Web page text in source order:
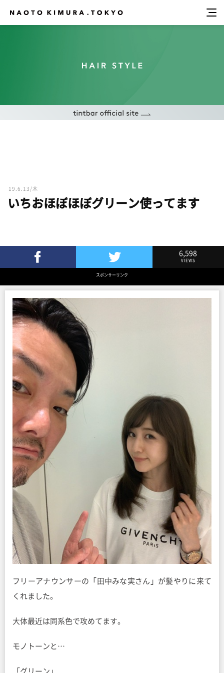
19.6.13/木
いちおほぼほぼグリーン使ってます
Twitterでツイート
6,598
VIEWS
スポンサーリンク
フリーアナウンサーの「田中みな実さん」が髪やりに来て
くれました。
大体最近は同系色で攻めてます。
モノトーンと…
「グリーン」